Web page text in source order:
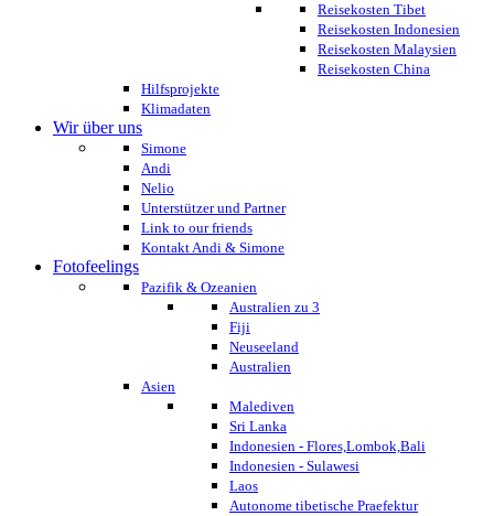
Reisekosten Tibet
Reisekosten Indonesien
Reisekosten Malaysien
Reisekosten China
Hilfsprojekte
Klimadaten
Wir über uns
Simone
Andi
Nelio
Unterstützer und Partner
Link to our friends
Kontakt Andi & Simone
Fotofeelings
Pazifik & Ozeanien
Australien zu 3
Fiji
Neuseeland
Australien
Asien
Malediven
Sri Lanka
Indonesien - Flores,Lombok,Bali
Indonesien - Sulawesi
Laos
Autonome tibetische Praefektur